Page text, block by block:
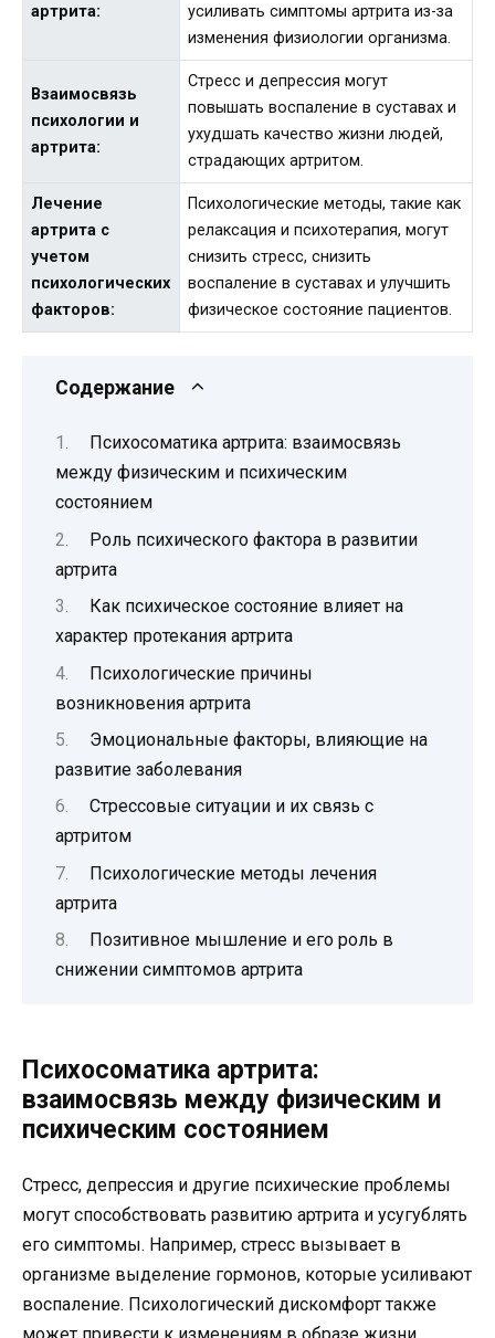
артрита:
усиливать симптомы артрита из-за
изменения физиологии организма.
Взаимосвязь
психологии и
артрита:
Стресс и депрессия могут
повышать воспаление в суставах и
ухудшать качество жизни людей,
страдающих артритом.
Лечение
артрита с
учетом
психологических
факторов:
Психологические методы, такие как
релаксация и психотерапия, могут
снизить стресс, снизить
воспаление в суставах и улучшить
физическое состояние пациентов.
Содержание
Психосоматика артрита: взаимосвязь
между физическим и психическим
состоянием
Роль психического фактора в развитии
артрита
Как психическое состояние влияет на
характер протекания артрита
Психологические причины
возникновения артрита
Эмоциональные факторы, влияющие на
развитие заболевания
Стрессовые ситуации и их связь с
артритом
Психологические методы лечения
артрита
Позитивное мышление и его роль в
снижении симптомов артрита
Психосоматика артрита:
взаимосвязь между физическим и
психическим состоянием
Стресс, депрессия и другие психические проблемы
могут способствовать развитию артрита и усугублять
его симптомы. Например, стресс вызывает в
организме выделение гормонов, которые усиливают
воспаление. Психологический дискомфорт также